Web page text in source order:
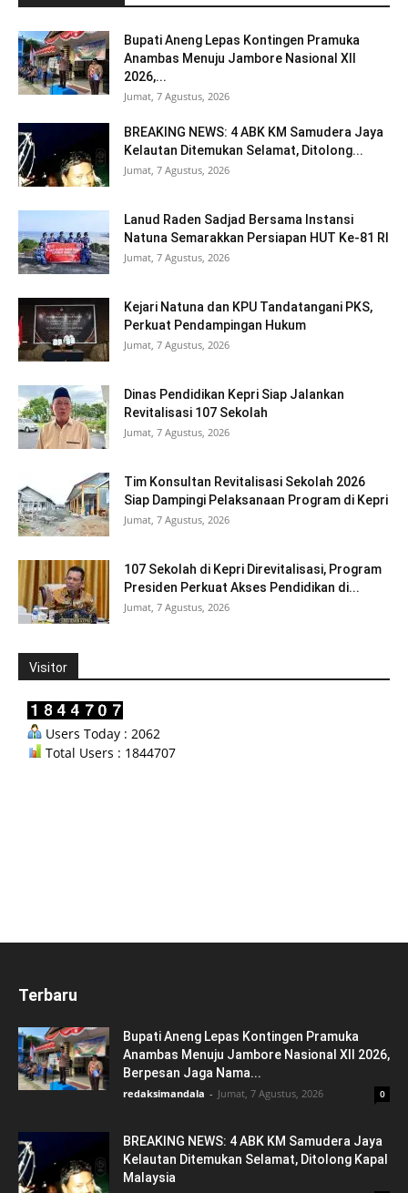
Bupati Aneng Lepas Kontingen Pramuka
Anambas Menuju Jambore Nasional XII
2026,...
Jumat, 7 Agustus, 2026
BREAKING NEWS: 4 ABK KM Samudera Jaya
Kelautan Ditemukan Selamat, Ditolong...
Jumat, 7 Agustus, 2026
Lanud Raden Sadjad Bersama Instansi
Natuna Semarakkan Persiapan HUT Ke-81 RI
Jumat, 7 Agustus, 2026
Kejari Natuna dan KPU Tandatangani PKS,
Perkuat Pendampingan Hukum
Jumat, 7 Agustus, 2026
Dinas Pendidikan Kepri Siap Jalankan
Revitalisasi 107 Sekolah
Jumat, 7 Agustus, 2026
Tim Konsultan Revitalisasi Sekolah 2026
Siap Dampingi Pelaksanaan Program di Kepri
Jumat, 7 Agustus, 2026
107 Sekolah di Kepri Direvitalisasi, Program
Presiden Perkuat Akses Pendidikan di...
Jumat, 7 Agustus, 2026
Visitor
Users Today : 2062
Total Users : 1844707
Terbaru
Bupati Aneng Lepas Kontingen Pramuka
Anambas Menuju Jambore Nasional XII 2026,
Berpesan Jaga Nama...
redaksimandala - Jumat, 7 Agustus, 2026 0
BREAKING NEWS: 4 ABK KM Samudera Jaya
Kelautan Ditemukan Selamat, Ditolong Kapal
Malaysia